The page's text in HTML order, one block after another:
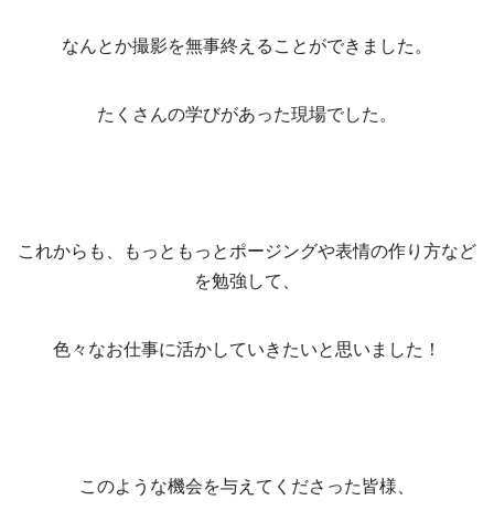
なんとか撮影を無事終えることができました。
たくさんの学びがあった現場でした。
これからも、もっともっとポージングや表情の作り方など
を勉強して、
色々なお仕事に活かしていきたいと思いました！
このような機会を与えてくださった皆様、